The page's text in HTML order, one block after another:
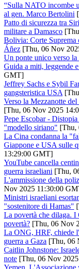
“Sulla NATO incombe
al gen. Marco Bertolini
Patto di sicurezza tra
militare a Damasco
Bolivia: Corte Suprema
Áñez [Thu, 06 Nov
Un ponte unico verso
Guida a miti, leggende
GMT]
Jeffrey Sachs e Sybil
gangsteristica USA
Verso la Mezzanotte
[Thu, 06 Nov 2025
Pepe Escobar -
"modello siriano" [Thu,
La Cina condanna la
Giappone e USA sulle
13:29:00 GMT]
YouTube cancella
guerra israeliani [Thu,
L'ammissione della
Nov 2025 11:30:00
Ministri israeliani
"sostenitore di Hamas"
La povertà che dilaga.
povertà? [Thu, 06 Nov
La ONG, HRF, chiede
guerra a Gaza [Thu, 06
Caitlin Johnstone:
note [Thu, 06 Nov
Yemen. L'Associazione